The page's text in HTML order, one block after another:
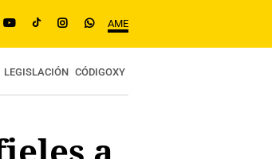
AME
LEGISLACIÓN CÓDIGOXY